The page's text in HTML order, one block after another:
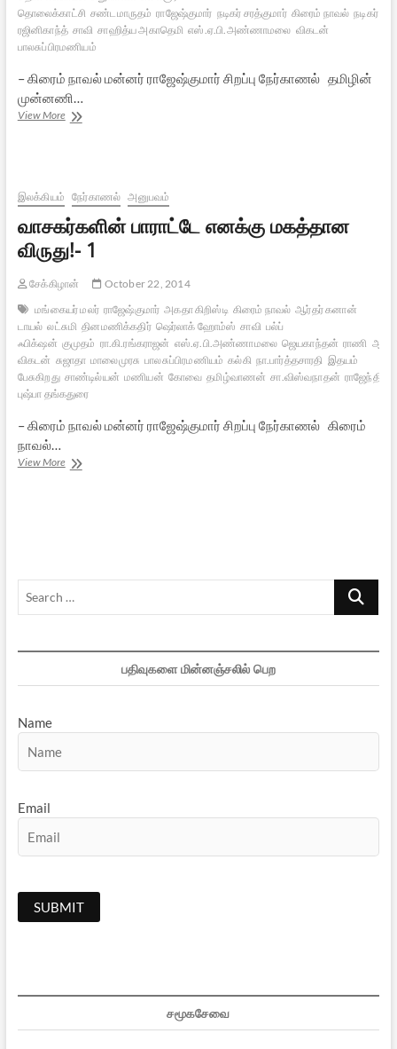
தொலைக்காட்சி சண்டமாருதம் ராஜேஷ்குமார் நடிகர் சரத்குமார் கிரைம் நாவல் நடிகர்
ரஜினிகாந்த் சாவி சாஹித்ய அகாதெமி எஸ்.ஏ.பி.அண்ணாமலை விகடன்
பாலசுப்பிரமணியம்
– கிரைம் நாவல் மன்னர் ராஜேஷ்குமார் சிறப்பு நேர்காணல் தமிழின்
முன்னணி…
View Moreவாசகர்களின்
இலக்கியம் நேர்காணல் அனுபவம்
வாசகர்களின் பாராட்டே எனக்கு மகத்தான
விருது!- 1
சேக்கிழான்
October 22, 2014
மங்கையர் மலர் ராஜேஷ்குமார் அகதா கிறிஸ்டி கிரைம் நாவல் ஆர்தர் கனான்
டாயல் லட்சுமி தினமணிக்கதிர் ஷெர்லாக் ஹோம்ஸ் சாவி பல்ப்
ஃபிக்‌ஷன் குமுதம் ரா.கி.ரங்கராஜன் எஸ்.ஏ.பி.அண்ணாமலை ஜெயகாந்தன் ராணி
விகடன் சுஜாதா மாலைமுரசு பாலசுப்பிரமணியம் கல்கி நா.பார்த்தசாரதி இதயம்
பேசுகிறது சாண்டில்யன் மணியன் கோவை தமிழ்வாணன் சா.விஸ்வநாதன் ராஜேந்திரன்
புஷ்பா தங்கதுரை
– கிரைம் நாவல் மன்னர் ராஜேஷ்குமார் சிறப்பு நேர்காணல் கிரைம்
நாவல்…
View Moreவாசகர்களின்
Search
பதிவுகளை மின்னஞ்சலில் பெற
Name
Email
சமூகசேவை